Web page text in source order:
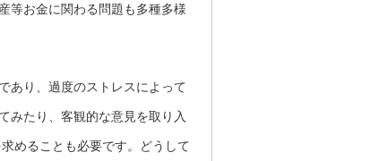
等お金に関わる問題も多種多様
あり、過度のストレスによって
みたり、客観的な意見を取り入
めることも必要です。どうして